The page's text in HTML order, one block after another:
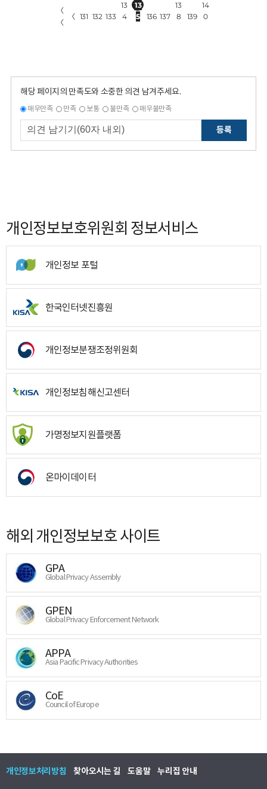
〈
〈
〈 131 132 133
13
4
13
5
136 137
13
8
139
14
0
해당 페이지의 만족도와 소중한 의견 남겨주세요.
매우만족 만족 보통 불만족 매우불만족
등록
개인정보보호위원회 정보서비스
개인정보 포털
한국인터넷진흥원
개인정보분쟁조정위원회
개인정보침해신고센터
가명정보지원플랫폼
온마이데이터
해외 개인정보보호 사이트
GPA
Global Privacy Assembly
GPEN
Global Privacy Enforcement Network
APPA
Asia Pacific Privacy Authorities
CoE
Council of Europe
개인정보처리방침 찾아오시는 길 도움말 누리집 안내